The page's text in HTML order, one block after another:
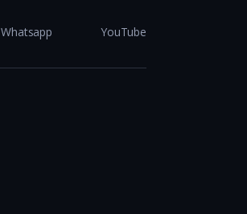
Whatsapp YouTube